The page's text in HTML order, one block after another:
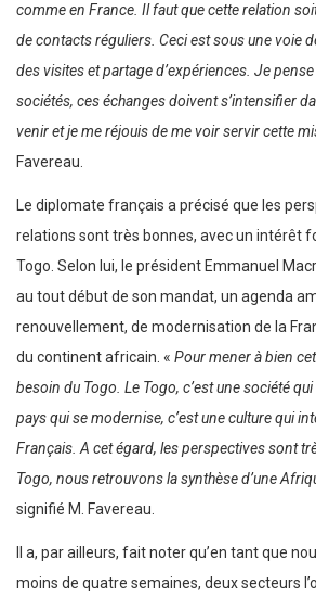
comme en France. Il faut que cette relation
de contacts réguliers. Ceci est sous une voie
des visites et partage d’expériences. Je
sociétés, ces échanges doivent s’intensifier
venir et je me réjouis de me voir servir cette
Favereau.
Le diplomate français a précisé que les
relations sont très bonnes, avec un intérêt
Togo. Selon lui, le président Emmanuel
au tout début de son mandat, un agenda
renouvellement, de modernisation de la
du continent africain. « Pour mener à bien
besoin du Togo. Le Togo, c’est une société
pays qui se modernise, c’est une culture qui
Français. A cet égard, les perspectives sont
Togo, nous retrouvons la synthèse d’une
signifié M. Favereau.
Il a, par ailleurs, fait noter qu’en tant que
moins de quatre semaines, deux secteurs